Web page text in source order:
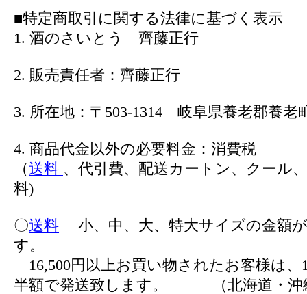
■特定商取引に関する法律に基づく表示
1. 酒のさいとう 齊藤正行
2. 販売責任者：齊藤正行
3. 所在地：〒503-1314 岐阜県養老郡養老
4. 商品代金以外の必要料金：消費税
（送料 、代引費、配送カートン、クール
料)
〇送料 小、中、大、特大サイズの金額
す。
16,500円以上お買い物されたお客様は、
半額で発送致します。 （北海道・沖